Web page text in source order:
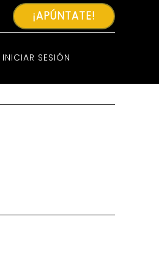
¡APÚNTATE!
INICIAR SESIÓN